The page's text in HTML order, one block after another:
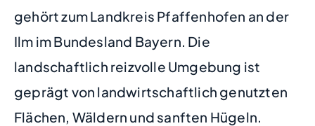
gehört zum Landkreis Pfaffenhofen an der
Ilm im Bundesland Bayern. Die
landschaftlich reizvolle Umgebung ist
geprägt von landwirtschaftlich genutzten
Flächen, Wäldern und sanften Hügeln.